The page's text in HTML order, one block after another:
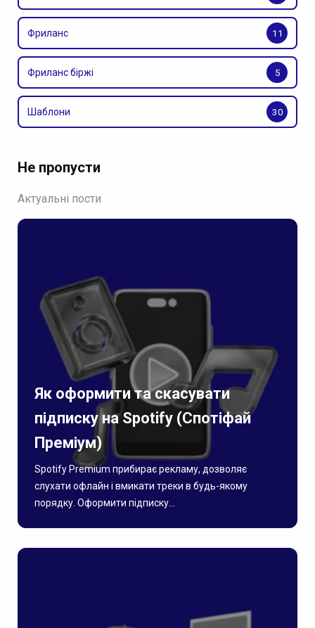
Фриланс 11
Фриланс біржі 5
Шаблони 30
Не пропусти
Актуальні пости
Як оформити та скасувати
підписку на Spotify (Спотіфай
Преміум)
Spotify Premium прибирає рекламу, дозволяє
слухати офлайн і вмикати треки в будь-якому
порядку. Оформити підписку...